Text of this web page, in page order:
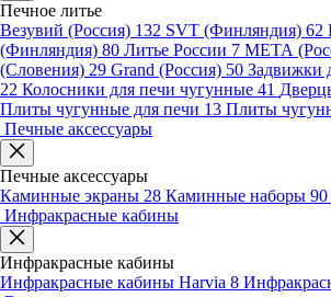
Печное литье
Везувий (Россия) 132 SVT (Финляндия) 62
(Финляндия) 80 Литье России 7 МЕТА
(Словения) 29 Grand (Россия) 50 Задвижки
22 Колосники для печи чугунные 41
Плиты чугунные для печи 13 Плиты
Печные аксессуары
Печные аксессуары
Каминные экраны 28 Каминные наборы 90
Инфракрасные кабины
Инфракрасные кабины
Инфракрасные кабины Harvia 8